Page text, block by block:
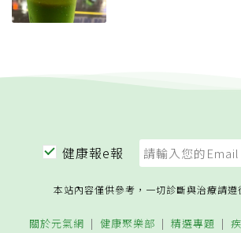
健康報e報
本站內容僅供參考，一切診斷與治療請遵
關於元氣網 健康聚樂部 精選專題